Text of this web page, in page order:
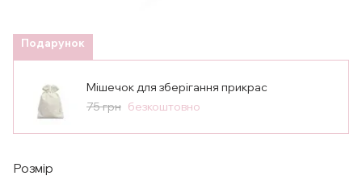
Подарунок
Мішечок для зберігання прикрас
75 грн безкоштовно
Розмір